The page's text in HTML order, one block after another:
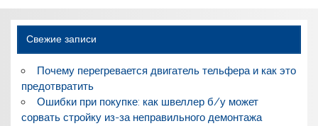
Свежие записи
Почему перегревается двигатель тельфера и как это
предотвратить
Ошибки при покупке: как швеллер б/у может
сорвать стройку из-за неправильного демонтажа